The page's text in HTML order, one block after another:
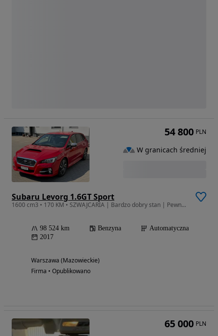
Subaru Levorg 1.6GT Sport
1600 cm3 • 170 KM • SZWAJCARIA | Bardzo dobry stan | Pewne auto | Potwierdzona historia
98 524 km Benzyna
Automatyczna
2017
Warszawa (Mazowieckie)
Firma • Opublikowano
54 800 PLN
W granicach średniej
65 000 PLN